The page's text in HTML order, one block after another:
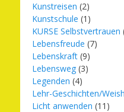
Kunstreisen (2)
Kunstschule (1)
KURSE Selbstvertrauen
Lebensfreude (7)
Lebenskraft (9)
Lebensweg (3)
Legenden (4)
Lehr-Geschichten/
Licht anwenden (11)